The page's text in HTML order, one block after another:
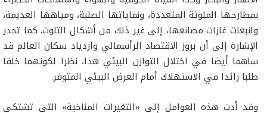
بمطارحها الملوثة المتعددة، ونفاياتها الصلبة، ومياهها العديمة،
وانبعاث غازات مصانعها، إلى غير ذلك من أشكال التلوث. كما تجدر
الإشارة إلى أن بروز الاقتصاد الرأسمالي وازدياد سكان العالم قد
ساهما أيضا في اختلال التوازن البيئي هذا، نظرا لكونهما خلقا
طلبا زائدا في الاستهلاك أمام العرض البيئي المتوفر.
وقد أدت هذه العوامل إلى «التغيرات المناخية» التي تشتكي